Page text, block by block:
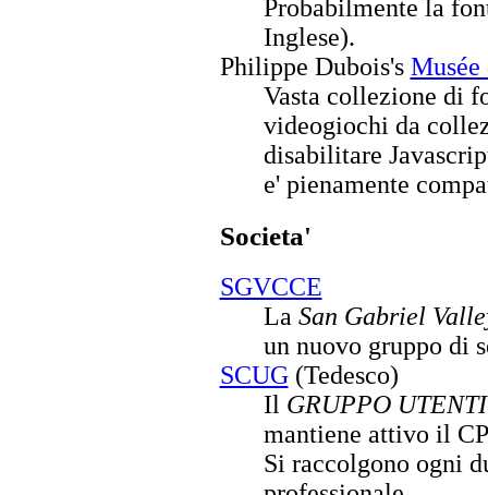
Probabilmente la
Inglese).
Philippe Dubois's
Vasta collezione di
videogiochi da
disabilitare
e' pienamente
Societa'
SGVCCE
La San Gabriel
un nuovo gruppo di
SCUG(Tedesco)
Il GRUPPO
mantiene attivo il
Si raccolgono ogni